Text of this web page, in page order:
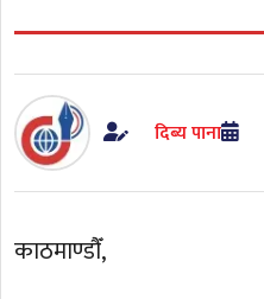
दिब्य पाना
काठमाण्डाैँ,